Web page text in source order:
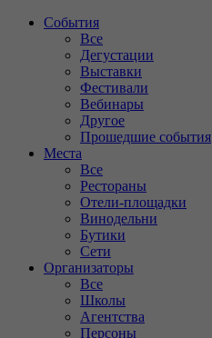
События
Все
Дегустации
Выставки
Фестивали
Вебинары
Другое
Прошедшие события
Места
Все
Рестораны
Отели-площадки
Винодельни
Бутики
Сети
Организаторы
Все
Школы
Агентства
Персоны